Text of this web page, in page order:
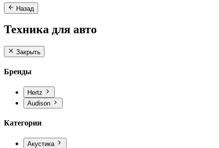
Назад
Техника для авто
Закрыть
Бренды
Hertz
Audison
Категории
Акустика